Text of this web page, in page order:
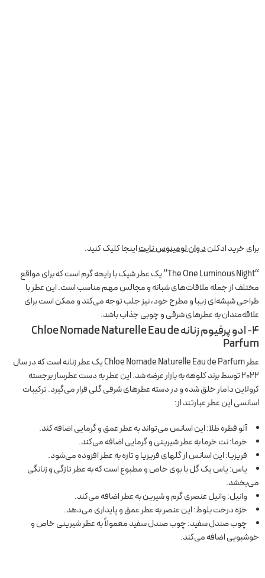
برای خرید ادکلند وان لومینوس نایتاینجا کلیک کنید.
“The One Luminous Night” یک عطر شیک با رایحه گرم است که برای مواقع
مختلف از جمله ملاقات‌های شبانه و مجالس مهم مناسب است. این عطر با
طراحی شیشه‌ای زیبا و مطرح خود، نیز جلب توجه می‌کند و ممکن است برای
علاقه‌مندان به عطرهای شرقی و چوبی جذاب باشد.
4- ادو پرفیوم زنانه Chloe Nomade Naturelle Eau de
Parfum
عطر Chloe Nomade Naturelle Eau de Parfum یک عطر زنانه است که در سال
2022 توسط برند کلوهه به بازار عرضه شد. این عطر به دست عطرساز برجسته
کرولاین دامار خلق شده و در دسته عطرهای شرقی گلی قرار می‌گیرد. ترکیبات
اسانسی این عطر عبارتند از:
آلو قطره طلا: این اسانس می‌تواند به عطر عمق و گرمایی اضافه کند.
خرما: نت خرما به عطر شیرینی و گرمایی اضافه می‌کند.
فریزیا: این اسانس از گلهای فریزیا و تازه به عطر افزوده می‌شود.
یاس: یاس یک گل با بوی خاص و مطبوع است که به عطر تازگی و زنانگی
می‌بخشد.
وانیل: وانیل عنصری گرم و شیرین به عطر اضافه می‌کند.
خزه درخت بلوط: این عنصر به عطر عمق و پایداری می‌دهد.
چوب صندل سفید: چوب صندل سفید معمولاً به عطر شیرینی خاص و
خوشبویی اضافه می‌کند.